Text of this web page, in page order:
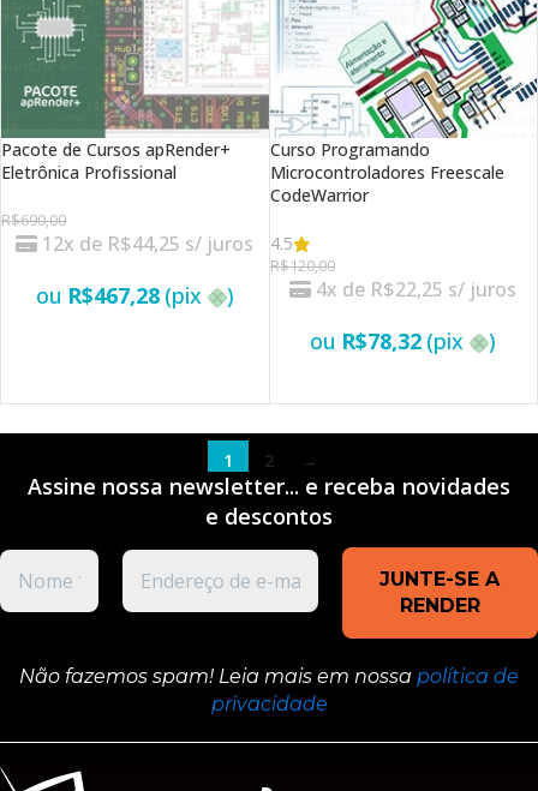
Pacote de Cursos apRender+
Eletrônica Profissional
R$690,00
12x de R$44,25 s/ juros
ou R$467,28 (pix )
Curso Programando
Microcontroladores Freescale
CodeWarrior
4.5
R$120,00
4x de R$22,25 s/ juros
ou R$78,32 (pix )
1 2 →
Assine nossa newsletter... e receba novidades
e descontos
Não fazemos spam! Leia mais em nossa política de
privacidade